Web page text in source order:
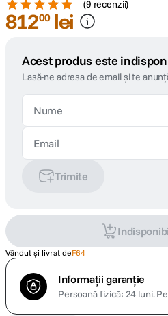
(9 recenzii)
81200 lei
Acest produs este
Lasă-ne adresa de email și te
Trimite
Vândut și livrat deF64
Informații garanție
Persoană fizică: 24 luni.